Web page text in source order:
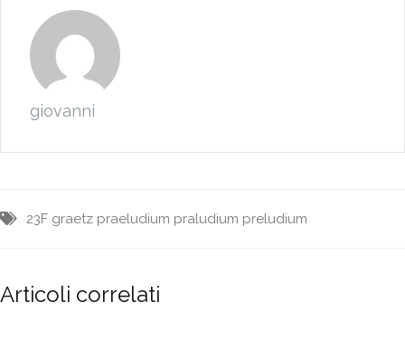
giovanni
23F graetz praeludium praludium preludium
Articoli correlati